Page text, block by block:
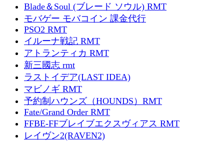
Blade＆Soul (ブレード ソウル) RMT
モバゲー モバコイン 課金代行
PSO2 RMT
イルーナ戦記 RMT
アトランティカ RMT
新三國志 rmt
ラストイデア(LAST IDEA)
マビノギ RMT
予約制ハウンズ（HOUNDS）RMT
Fate/Grand Order RMT
FFBE-FFブレイブエクスヴィアス RMT
レイヴン2(RAVEN2)